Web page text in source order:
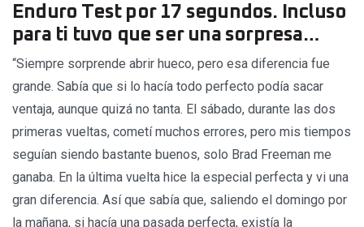
Enduro Test por 17 segundos. Incluso
para ti tuvo que ser una sorpresa…
“Siempre sorprende abrir hueco, pero esa diferencia fue
grande. Sabía que si lo hacía todo perfecto podía sacar
ventaja, aunque quizá no tanta. El sábado, durante las dos
primeras vueltas, cometí muchos errores, pero mis tiempos
seguían siendo bastante buenos, solo Brad Freeman me
ganaba. En la última vuelta hice la especial perfecta y vi una
gran diferencia. Así que sabía que, saliendo el domingo por
la mañana, si hacía una pasada perfecta, existía la